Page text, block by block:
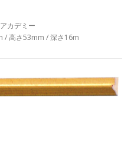
カデミー
/ 高さ53mm / 深さ16m